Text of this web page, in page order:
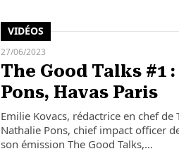
VIDÉOS
27/06/2023
The Good Talks #1
Pons, Havas Paris
Emilie Kovacs, rédactrice en chef
Nathalie Pons, chief impact officer
son émission The Good Talks,…